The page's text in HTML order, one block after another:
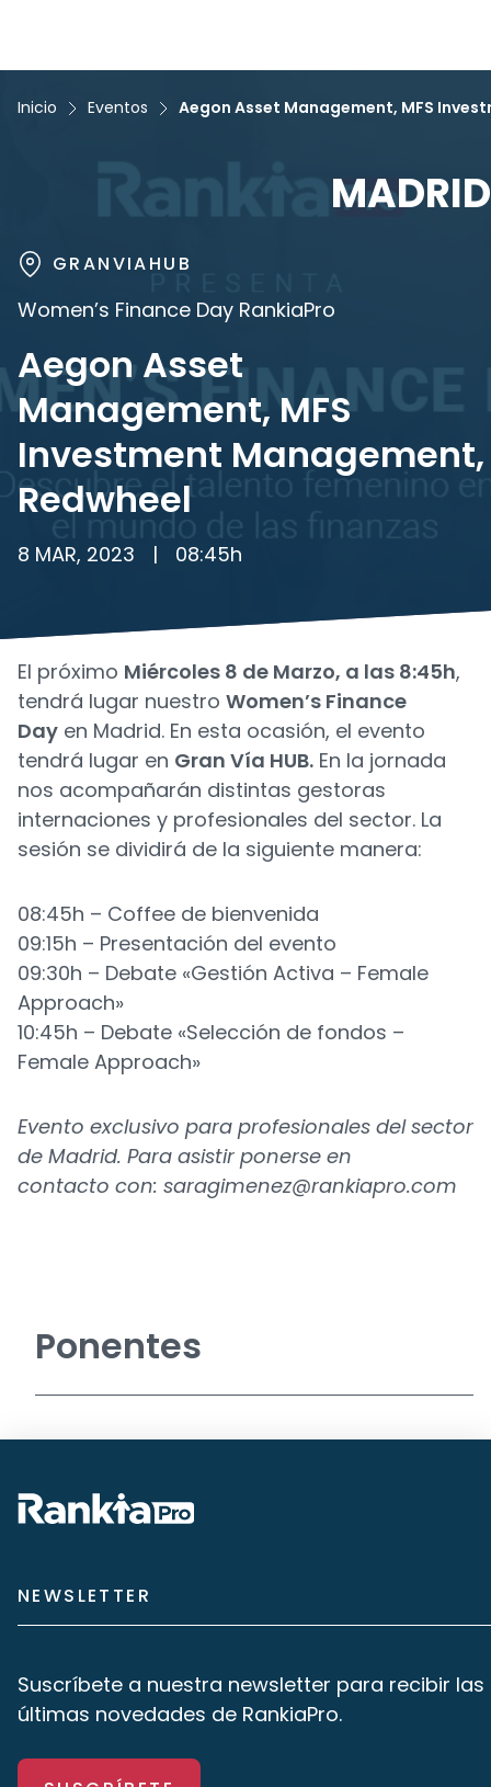
Inicio Eventos Aegon Asset Management, MFS
MADRID
GRANVIAHUB
Women’s Finance Day RankiaPro
Aegon Asset
Management, MFS
Investment Management,
Redwheel
8 MAR, 2023 | 08:45h
El próximo Miércoles 8 de Marzo, a las 8:45h,
tendrá lugar nuestro Women’s Finance
Day en Madrid. En esta ocasión, el evento
tendrá lugar en Gran Vía HUB. En la jornada
nos acompañarán distintas gestoras
internaciones y profesionales del sector. La
sesión se dividirá de la siguiente manera:
08:45h – Coffee de bienvenida
09:15h – Presentación del evento
09:30h – Debate «Gestión Activa – Female
Approach»
10:45h – Debate «Selección de fondos –
Female Approach»
Evento exclusivo para profesionales del sector
de Madrid. Para asistir ponerse en
contacto con: saragimenez@rankiapro.com
Ponentes
NEWSLETTER
Suscríbete a nuestra newsletter para recibir las
últimas novedades de RankiaPro.